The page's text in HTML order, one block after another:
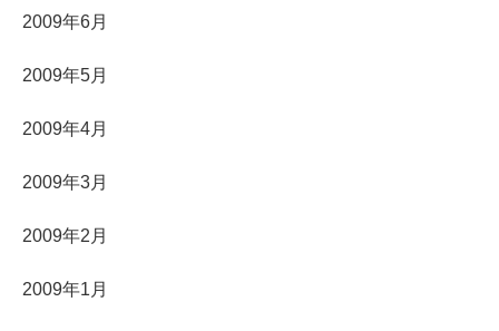
2009年6月
2009年5月
2009年4月
2009年3月
2009年2月
2009年1月